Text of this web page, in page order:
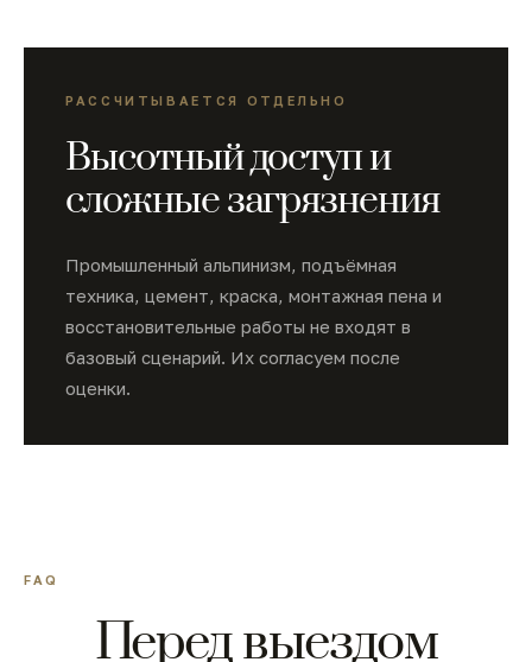
РАССЧИТЫВАЕТСЯ ОТДЕЛЬНО
Высотный доступ и
сложные загрязнения
Промышленный альпинизм, подъёмная
техника, цемент, краска, монтажная пена и
восстановительные работы не входят в
базовый сценарий. Их согласуем после
оценки.
FAQ
Перед выездом